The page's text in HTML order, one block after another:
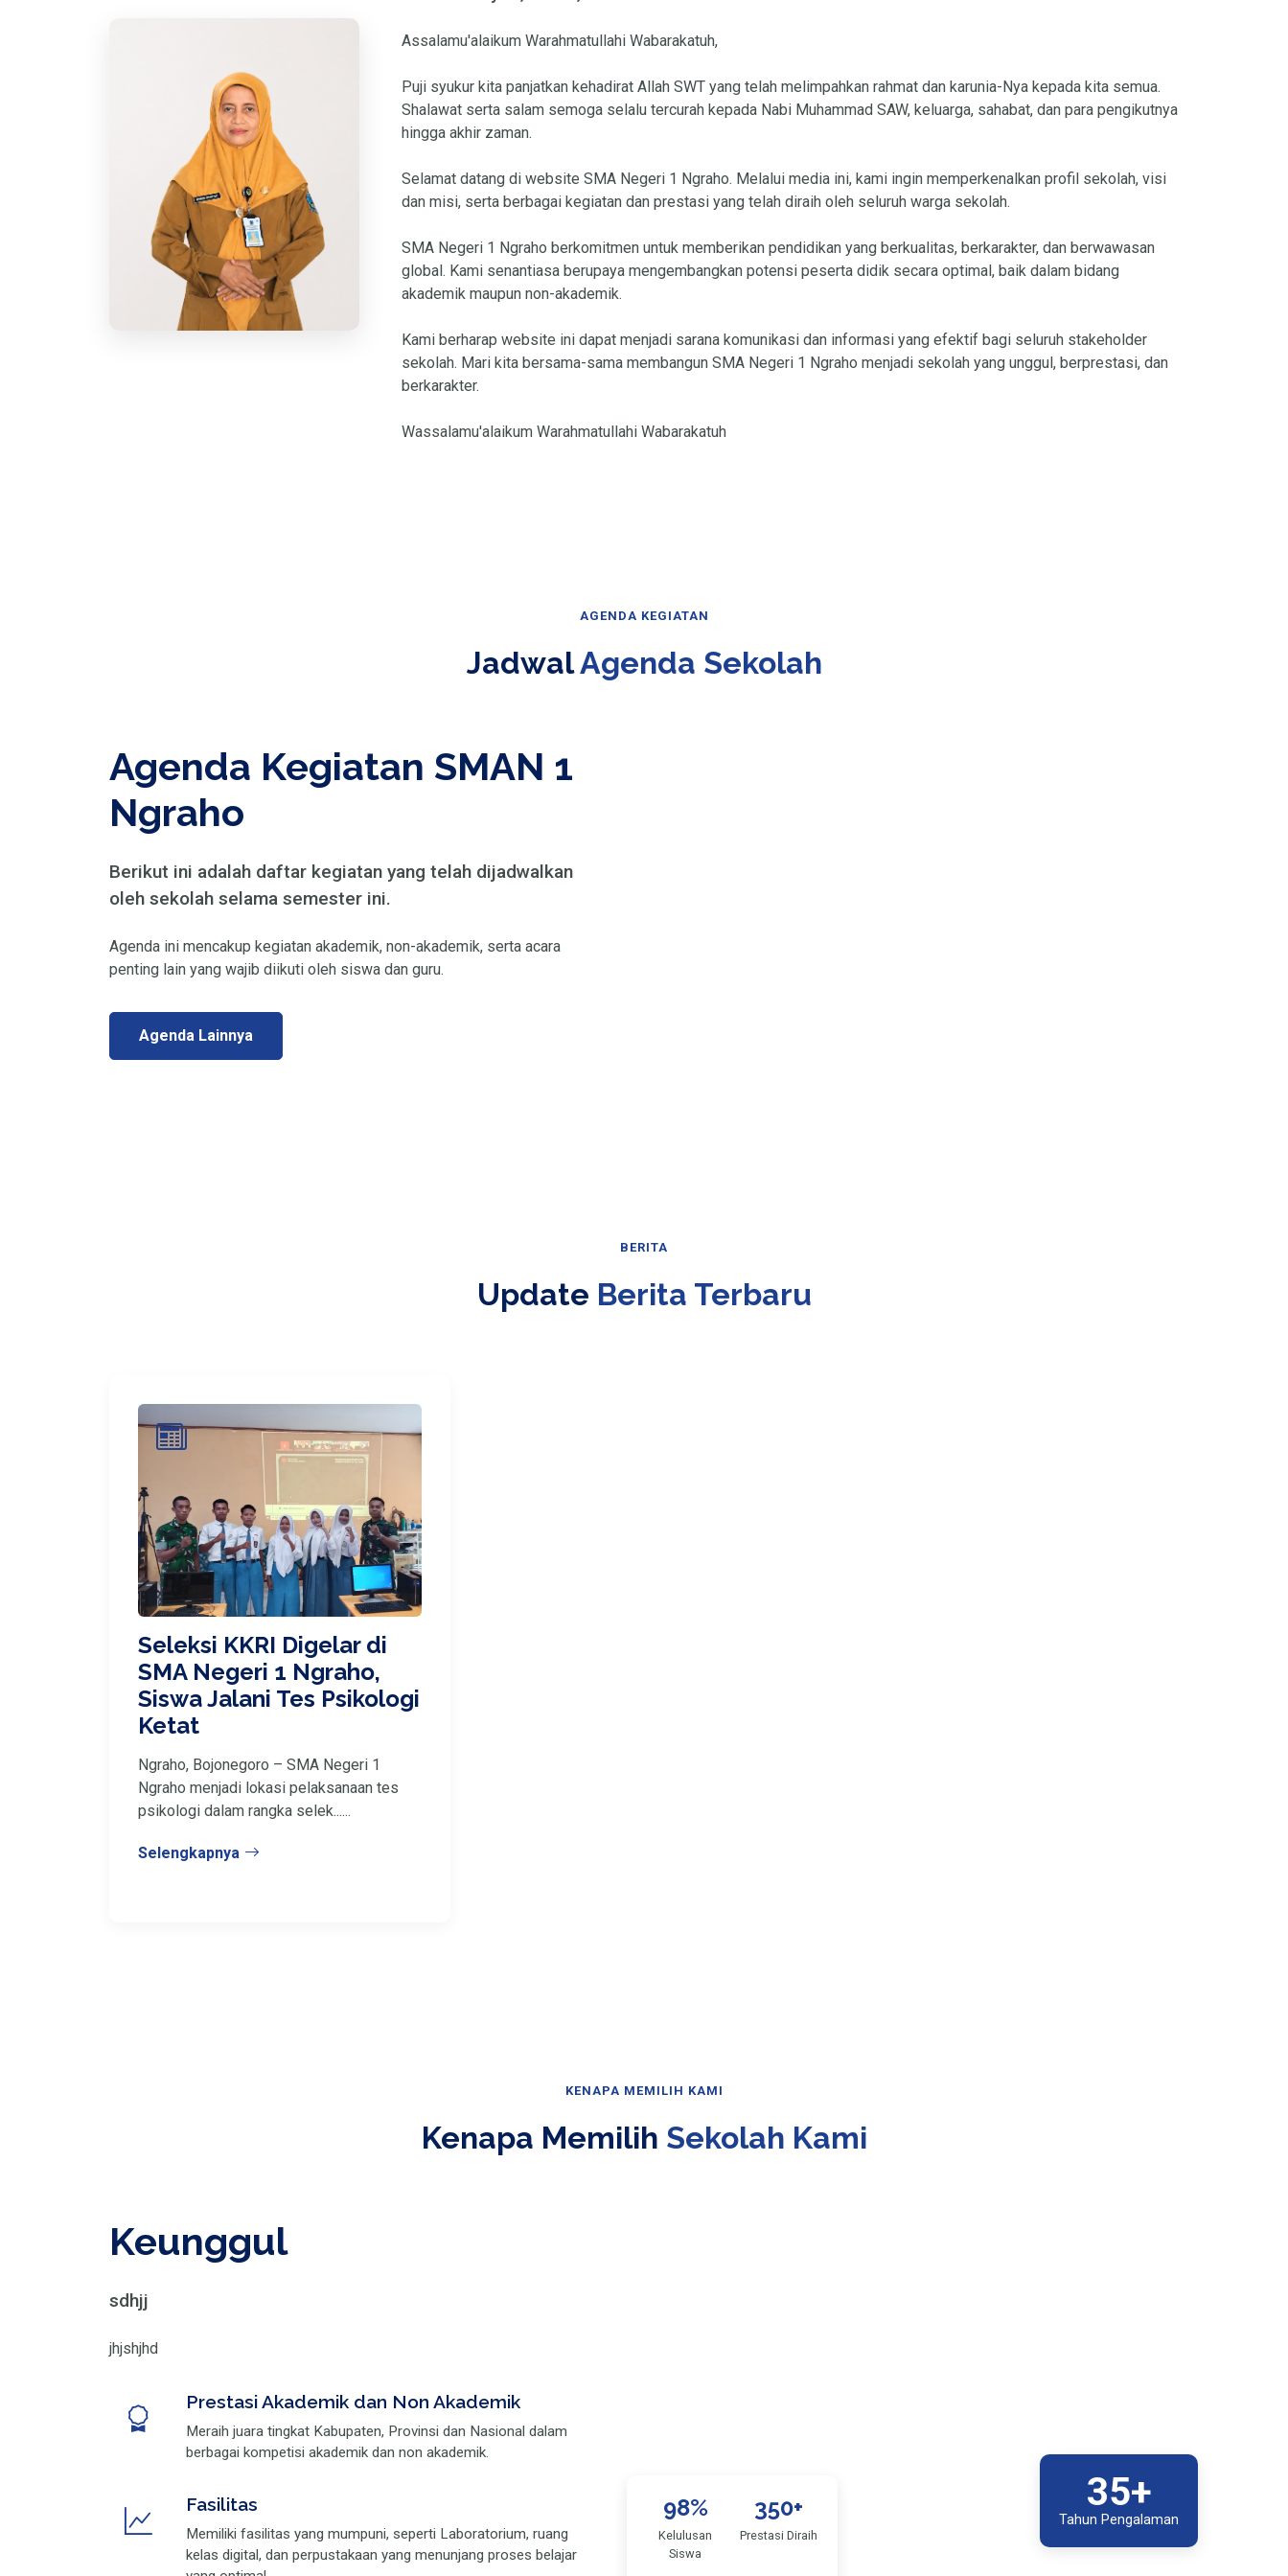
Assalamu'alaikum Warahmatullahi Wabarakatuh,
Puji syukur kita panjatkan kehadirat Allah SWT yang telah melimpahkan rahmat dan karunia-Nya kepada kita semua.
Shalawat serta salam semoga selalu tercurah kepada Nabi Muhammad SAW, keluarga, sahabat, dan para pengikutnya
hingga akhir zaman.
Selamat datang di website SMA Negeri 1 Ngraho. Melalui media ini, kami ingin memperkenalkan profil sekolah, visi
dan misi, serta berbagai kegiatan dan prestasi yang telah diraih oleh seluruh warga sekolah.
SMA Negeri 1 Ngraho berkomitmen untuk memberikan pendidikan yang berkualitas, berkarakter, dan berwawasan
global. Kami senantiasa berupaya mengembangkan potensi peserta didik secara optimal, baik dalam bidang
akademik maupun non-akademik.
Kami berharap website ini dapat menjadi sarana komunikasi dan informasi yang efektif bagi seluruh stakeholder
sekolah. Mari kita bersama-sama membangun SMA Negeri 1 Ngraho menjadi sekolah yang unggul, berprestasi, dan
berkarakter.
Wassalamu'alaikum Warahmatullahi Wabarakatuh
AGENDA KEGIATAN
Jadwal Agenda Sekolah
Agenda Kegiatan SMAN 1
Ngraho
Berikut ini adalah daftar kegiatan yang telah dijadwalkan
oleh sekolah selama semester ini.
Agenda ini mencakup kegiatan akademik, non-akademik, serta acara
penting lain yang wajib diikuti oleh siswa dan guru.
Agenda Lainnya
BERITA
Update Berita Terbaru
Seleksi KKRI Digelar di
SMA Negeri 1 Ngraho,
Siswa Jalani Tes Psikologi
Ketat
Ngraho, Bojonegoro – SMA Negeri 1
Ngraho menjadi lokasi pelaksanaan tes
psikologi dalam rangka selek......
Selengkapnya
KENAPA MEMILIH KAMI
Kenapa Memilih Sekolah Kami
Keunggul
sdhjj
jhjshjhd
Prestasi Akademik dan Non Akademik
Meraih juara tingkat Kabupaten, Provinsi dan Nasional dalam
berbagai kompetisi akademik dan non akademik.
Fasilitas
Memiliki fasilitas yang mumpuni, seperti Laboratorium, ruang
kelas digital, dan perpustakaan yang menunjang proses belajar
98%
Kelulusan
Siswa
350+
Prestasi Diraih
35+
Tahun Pengalaman